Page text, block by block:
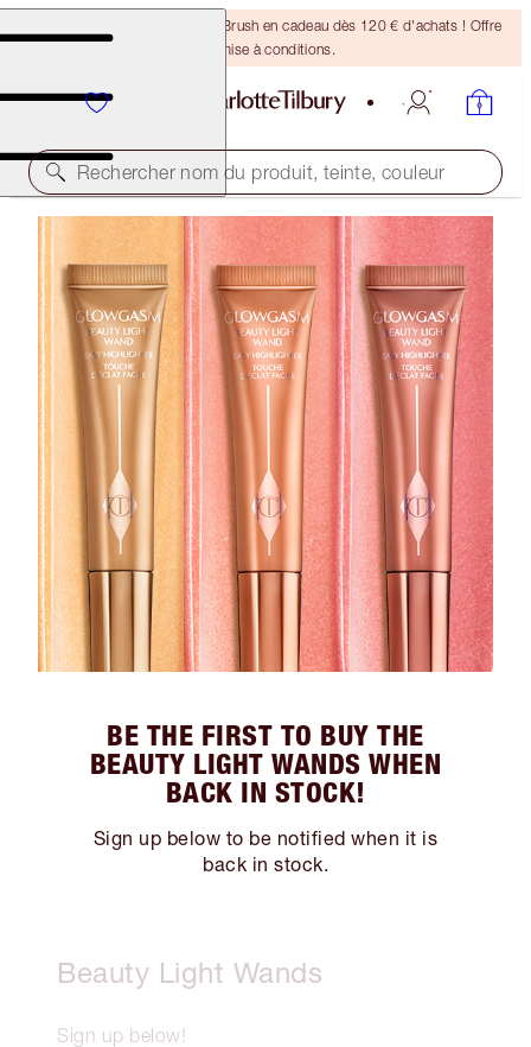
Recevez un pinceau Bronzing Brush en cadeau dès 120 € d'achats ! Offre
soumise à conditions.
Rechercher nom du produit, teinte, couleur
BE THE FIRST TO BUY THE
BEAUTY LIGHT WANDS WHEN
BACK IN STOCK!
Sign up below to be notified when it is
back in stock.
Beauty Light Wands
Sign up below!